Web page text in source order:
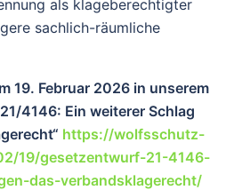
als klageberechtigter
sachlich-räumliche
19. Februar 2026 in unserem
4146: Ein weiterer Schlag
https://wolfsschutz-
19/gesetzentwurf-21-4146-
das-verbandsklagerecht/